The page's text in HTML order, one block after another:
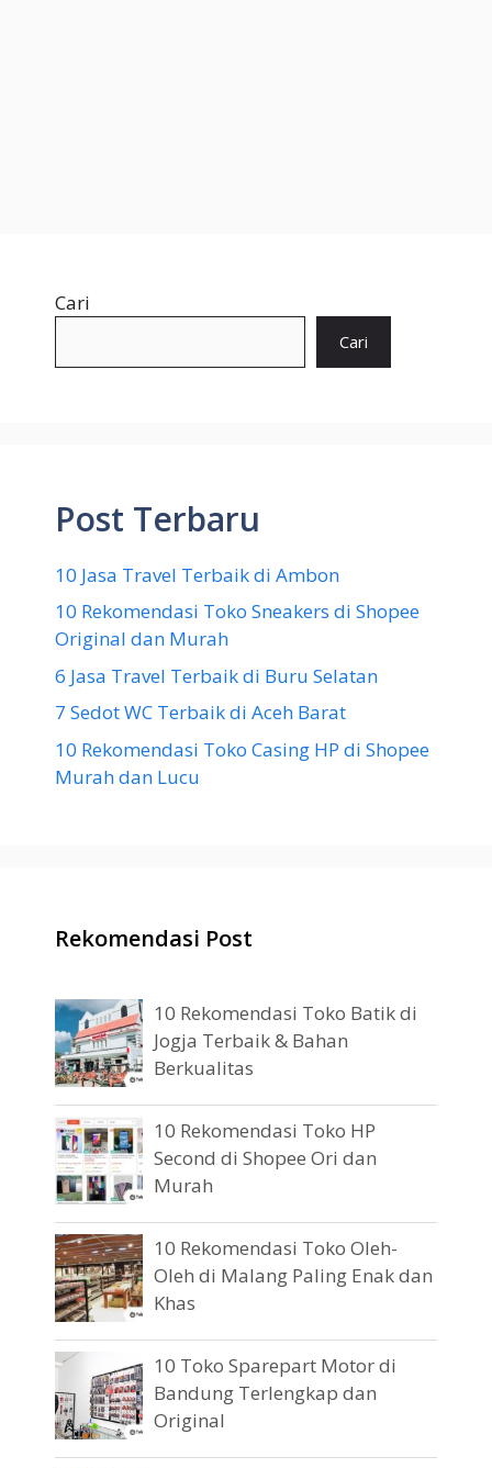
Cari
Cari
Post Terbaru
10 Jasa Travel Terbaik di Ambon
10 Rekomendasi Toko Sneakers di Shopee
Original dan Murah
6 Jasa Travel Terbaik di Buru Selatan
7 Sedot WC Terbaik di Aceh Barat
10 Rekomendasi Toko Casing HP di Shopee
Murah dan Lucu
Rekomendasi Post
10 Rekomendasi Toko Batik di
Jogja Terbaik & Bahan
Berkualitas
10 Rekomendasi Toko HP
Second di Shopee Ori dan
Murah
10 Rekomendasi Toko Oleh-
Oleh di Malang Paling Enak dan
Khas
10 Toko Sparepart Motor di
Bandung Terlengkap dan
Original